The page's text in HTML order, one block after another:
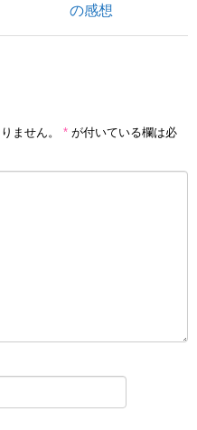
の感想
ません。 * が付いている欄は必